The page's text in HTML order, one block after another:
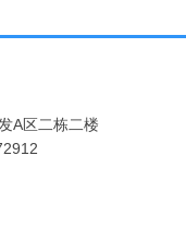
A区二栋二楼